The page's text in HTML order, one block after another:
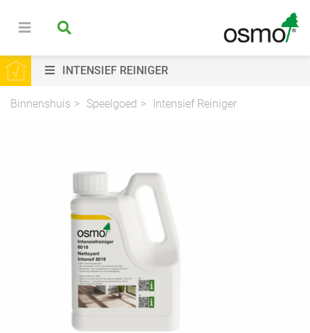
INTENSIEF REINIGER
Binnenshuis Speelgoed Intensief Reiniger